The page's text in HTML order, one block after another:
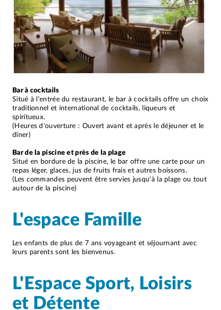
Bar à cocktails
Situé à l’entrée du restaurant, le bar à cocktails offre un choix
traditionnel et international de cocktails, liqueurs et
spiritueux.
(Heures d'ouverture : Ouvert avant et après le déjeuner et le
dîner)
Bar de la piscine et près de la plage
Situé en bordure de la piscine, le bar offre une carte pour un
repas léger, glaces, jus de fruits frais et autres boissons.
(Les commandes peuvent être servies jusqu’à la plage ou tout
autour de la piscine)
L'espace Famille
Les enfants de plus de 7 ans voyageant et séjournant avec
leurs parents sont les bienvenus.
L'Espace Sport, Loisirs
et Détente